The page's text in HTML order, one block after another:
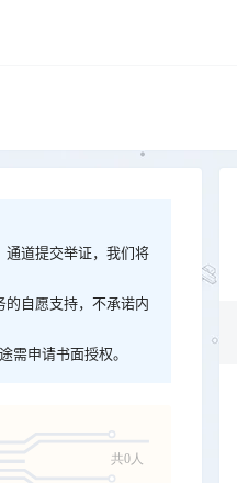
通道提交举证，我们将
自愿支持，不承诺内
需申请书面授权。
共0人